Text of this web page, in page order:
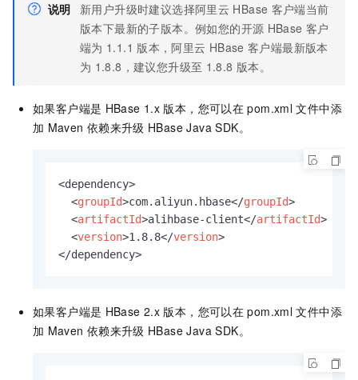
说明 新用户升级时建议选择阿里云 HBase 客户端当前
版本下最新的子版本。例如您的开源 HBase 客户
端为 1.1.1 版本，阿里云 HBase 客户端最新版本
为 1.8.8，建议您升级至 1.8.8 版本。
如果客户端是 HBase 1.x 版本，您可以在 pom.xml 文件中添
加 Maven 依赖来升级 HBase Java SDK。
<dependency>
<groupId>com.aliyun.hbase</groupId>
<artifactId>alihbase-client</artifactId>
<version>1.8.8</version>
</dependency>
如果客户端是 HBase 2.x 版本，您可以在 pom.xml 文件中添
加 Maven 依赖来升级 HBase Java SDK。